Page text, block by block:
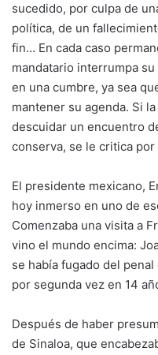
sucedido, por culpa de
política, de un
fin… En cada caso
mandatario interrumpa
en una cumbre, ya sea
mantener su agenda. Si
descuidar un encuentro
conserva, se le critica
El presidente mexicano,
hoy inmerso en uno de
Comenzaba una visita a
vino el mundo encima:
se había fugado del
por segunda vez en 14
Después de haber
de Sinaloa, que